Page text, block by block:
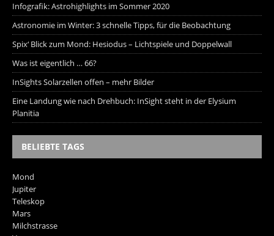
Infografik: Astrohighlights im Sommer 2020
Astronomie im Winter: 3 schnelle Tipps, für die Beobachtung
Spix‘ Blick zum Mond: Hesiodus – Lichtspiele und Doppelwall
Was ist eigentlich … 66?
InSights Solarzellen offen – mehr Bilder
Eine Landung wie nach Drehbuch: InSight steht in der Elysium
Planitia
BELIEBTE TAGS
Mond
Jupiter
Teleskop
Mars
Milchstrasse